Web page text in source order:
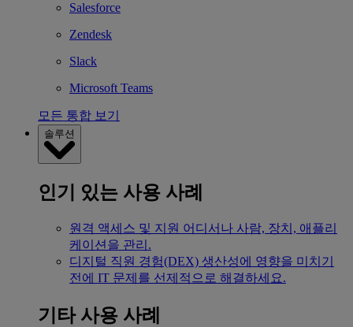
Salesforce
Zendesk
Slack
Microsoft Teams
모든 통합 보기
솔루션
인기 있는 사용 사례
원격 액세스 및 지원 어디서나 사람, 장치, 애플리
케이션을 관리.
디지털 직원 경험(DEX) 생산성에 영향을 미치기
전에 IT 문제를 선제적으로 해결하세요.
기타 사용 사례